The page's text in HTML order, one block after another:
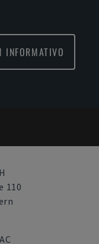
INFORMATIVO
110